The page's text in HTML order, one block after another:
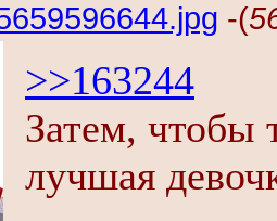
-(
>>163244
Затем, чтобы
лучшая